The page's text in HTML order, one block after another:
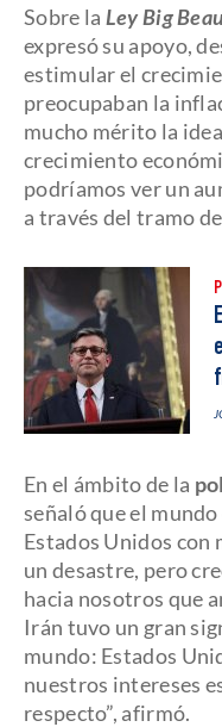
Sobre la Ley Big
expresó su apoyo,
estimular el
preocupaban la
mucho mérito la
crecimiento
podríamos ver un
a través del tramo
En el ámbito de la
señaló que el
Estados Unidos con
un desastre, pero
hacia nosotros que
Irán tuvo un gran
mundo: Estados
nuestros intereses
respecto”, afirmó.